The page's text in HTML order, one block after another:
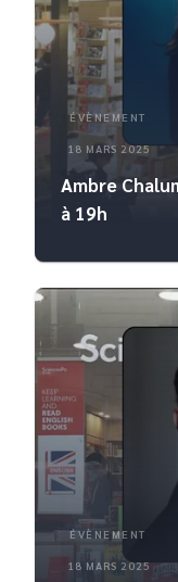
ÉVÈNEMENT
18 MARS 2025
Ambre
à 19h
ÉVÈNEMENT
18 MARS 2025